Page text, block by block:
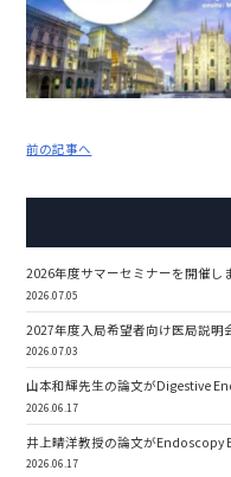
前の記事へ
2026年度サマーセミナーを開催し
2026.07.05
2027年度入局希望者向け医局説明
2026.07.03
山本和輝先生の論文がDigestive
2026.06.17
井上晴洋教授の論文がEndoscopy
2026.06.17